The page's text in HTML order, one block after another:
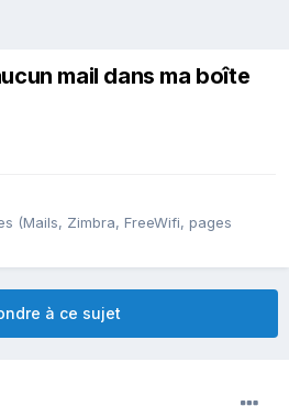
mail dans ma boîte
(Mails, Zimbra, FreeWifi, pages
à ce sujet